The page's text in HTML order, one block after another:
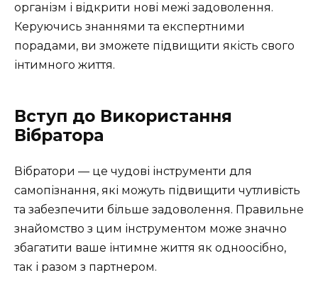
організм і відкрити нові межі задоволення.
Керуючись знаннями та експертними
порадами, ви зможете підвищити якість свого
інтимного життя.
Вступ до Використання
Вібратора
Вібратори — це чудові інструменти для
самопізнання, які можуть підвищити чутливість
та забезпечити більше задоволення. Правильне
знайомство з цим інструментом може значно
збагатити ваше інтимне життя як одноосібно,
так і разом з партнером.